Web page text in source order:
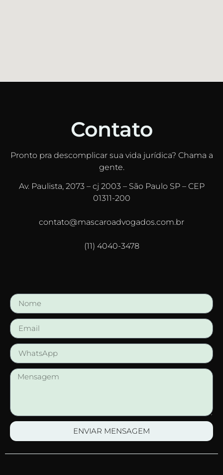
Contato
Pronto pra descomplicar sua vida jurídica? Chama a
gente.
Av. Paulista, 2073 – cj 2003 – São Paulo SP – CEP
01311-200
contato@mascaroadvogados.com.br
(11) 4040-3478
ENVIAR MENSAGEM